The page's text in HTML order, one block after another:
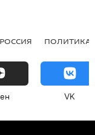
РОССИЯ ПОЛИТИКА
VK